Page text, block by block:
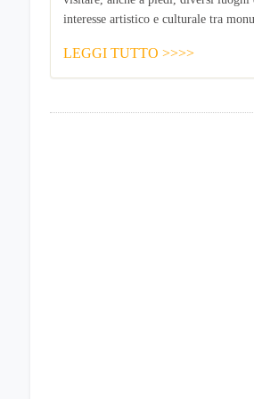
interesse artistico e culturale tra
LEGGI TUTTO >>>>